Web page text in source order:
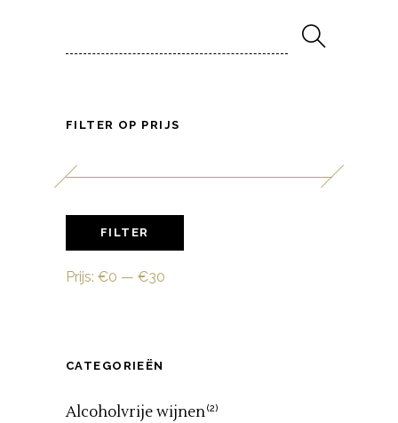
FILTER OP PRIJS
prijs
prijs
FILTER
Prijs: €0 — €30
CATEGORIEËN
Alcoholvrije wijnen(2)